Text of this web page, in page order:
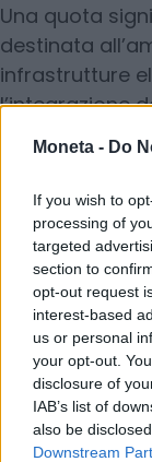
Moneta - Do
If you wish to
processing of
targeted
section to
opt-out request
interest-based
us or personal
your opt-out.
disclosure of
IAB’s list of
also be
Downstream
Una quota
destinata
infrastrutture
l’integrazione
più
produzione
5.
innovazione
Il programma
industriali tra
per
le catene di
la capacità